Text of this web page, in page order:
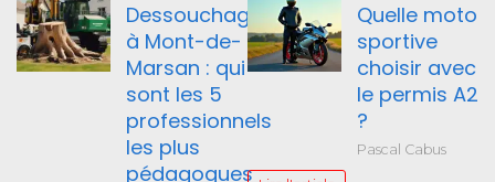
Dessouchage
à Mont-de-
Marsan : qui
sont les 5
professionnels
les plus
pédagogues
Quelle moto
sportive
choisir avec
le permis A2
?
Pascal Cabus